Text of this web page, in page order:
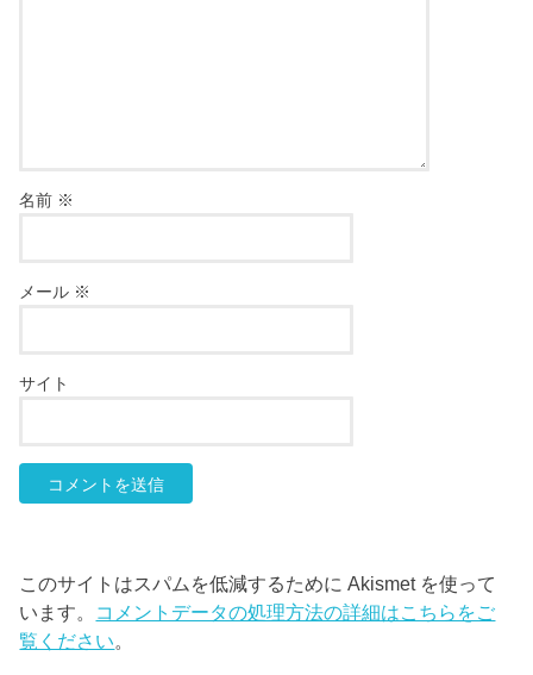
名前 ※
メール ※
サイト
このサイトはスパムを低減するために Akismet を使って
います。 コメントデータの処理方法の詳細はこちらをご
覧ください。